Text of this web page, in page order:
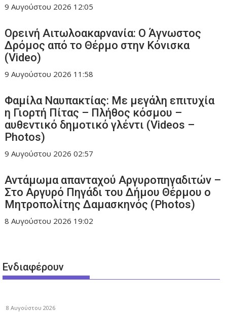
9 Αυγούστου 2026 12:05
Ορεινή Αιτωλοακαρνανία: Ο Άγνωστος
Δρόμος από το Θέρμο στην Κόνισκα
(Video)
9 Αυγούστου 2026 11:58
Φαμίλα Ναυπακτίας: Με μεγάλη επιτυχία
η Γιορτή Πίτας – Πλήθος κόσμου –
αυθεντικό δημοτικό γλέντι (Videos –
Photos)
9 Αυγούστου 2026 02:57
Αντάμωμα απανταχού Αργυροπηγαδιτών –
Στο Αργυρό Πηγάδι του Δήμου Θέρμου ο
Μητροπολίτης Δαμασκηνός (Photos)
8 Αυγούστου 2026 19:02
Ενδιαφέρουν
8 Αυγούστου 2026